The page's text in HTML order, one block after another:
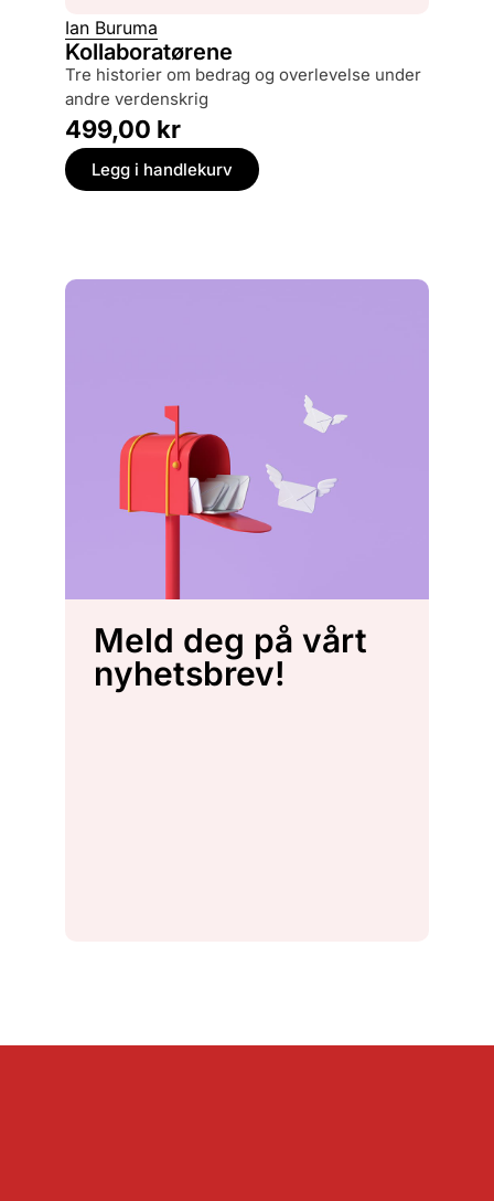
Ian Buruma
Kollaboratørene
tre historier om bedrag og overlevelse under
andre verdenskrig
499,00 kr
Legg i handlekurv
Meld deg på vårt
nyhetsbrev!